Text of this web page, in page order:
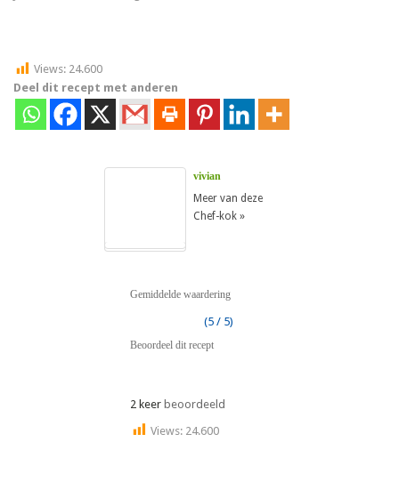
Views: 24.600
Deel dit recept met anderen
vivian
Meer van deze
Chef-kok »
Gemiddelde waardering
(5 / 5)
Beoordeel dit recept
2 keer beoordeeld
Views: 24.600